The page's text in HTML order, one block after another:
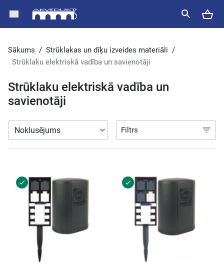
Sākums / Strūklakas un dīķu izveides materiāli /
Strūklaku elektriskā vadība un savienotāji
Strūklaku elektriskā vadība un
savienotāji
Filtrs